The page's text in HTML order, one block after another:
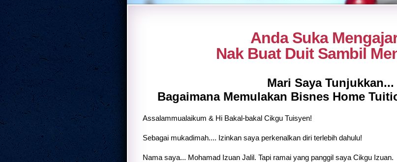
Anda Suka
Nak Buat Duit Sambil
Mari Saya Tunjukkan...
Bagaimana Memulakan Bisnes Home
Assalammualaikum & Hi Bakal-bakal Cikgu Tuisyen!
Sebagai mukadimah.... Izinkan saya perkenalkan diri terlebih dahulu!
Nama saya... Mohamad Izuan Jalil. Tapi ramai yang panggil saya Cikgu Izuan.